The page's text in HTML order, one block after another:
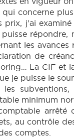
qui concerne
prix, j’ai
répondre,
les
de
La CIF et
je puisse le
les
minimum
arrêté
au contrôle
comptes.